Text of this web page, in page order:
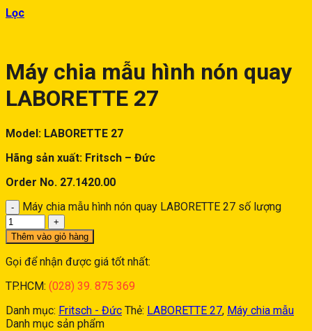
Lọc
Máy chia mẫu hình nón quay
LABORETTE 27
Model: LABORETTE 27
Hãng sản xuất: Fritsch – Đức
Order No. 27.1420.00
Máy chia mẫu hình nón quay LABORETTE 27 số lượng
Thêm vào giỏ hàng
Gọi để nhận được giá tốt nhất:
TP.HCM: (028) 39. 875 369
Danh mục: Fritsch - Đức Thẻ: LABORETTE 27, Máy chia mẫu
Danh mục sản phẩm